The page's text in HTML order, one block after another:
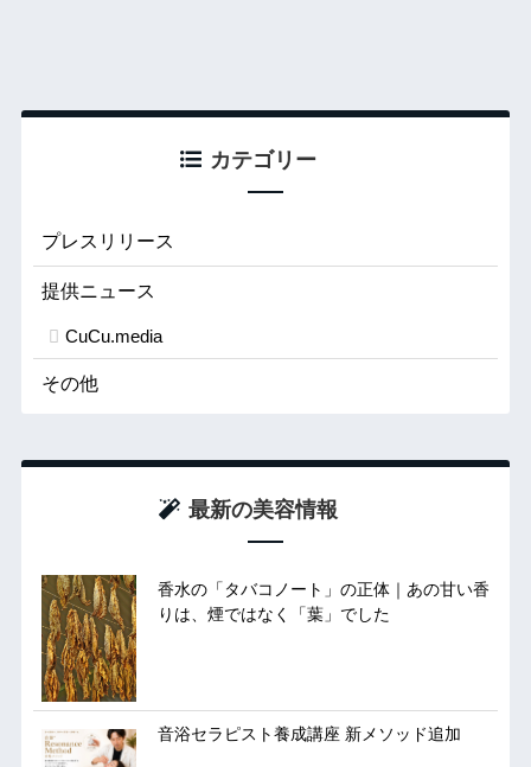
カテゴリー
プレスリリース
提供ニュース
CuCu.media
その他
最新の美容情報
香水の「タバコノート」の正体｜あの甘い香
りは、煙ではなく「葉」でした
音浴セラピスト養成講座 新メソッド追加